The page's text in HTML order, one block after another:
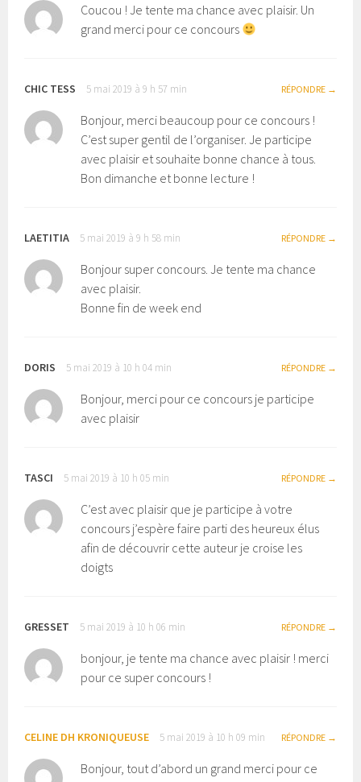
Coucou ! Je tente ma chance avec plaisir. Un
grand merci pour ce concours
CHIC TESS 5 mai 2019 à 9 h 57 min RÉPONDRE
Bonjour, merci beaucoup pour ce concours !
C’est super gentil de l’organiser. Je participe
avec plaisir et souhaite bonne chance à tous.
Bon dimanche et bonne lecture !
LAETITIA 5 mai 2019 à 9 h 58 min RÉPONDRE
Bonjour super concours. Je tente ma chance
avec plaisir.
Bonne fin de week end
DORIS 5 mai 2019 à 10 h 04 min RÉPONDRE
Bonjour, merci pour ce concours je participe
avec plaisir
TASCI 5 mai 2019 à 10 h 05 min RÉPONDRE
C’est avec plaisir que je participe à votre
concours j’espère faire parti des heureux élus
afin de découvrir cette auteur je croise les
doigts
GRESSET 5 mai 2019 à 10 h 06 min RÉPONDRE
bonjour, je tente ma chance avec plaisir ! merci
pour ce super concours !
CELINE DH KRONIQUEUSE 5 mai 2019 à 10 h 09 min RÉPONDRE
Bonjour, tout d’abord un grand merci pour ce